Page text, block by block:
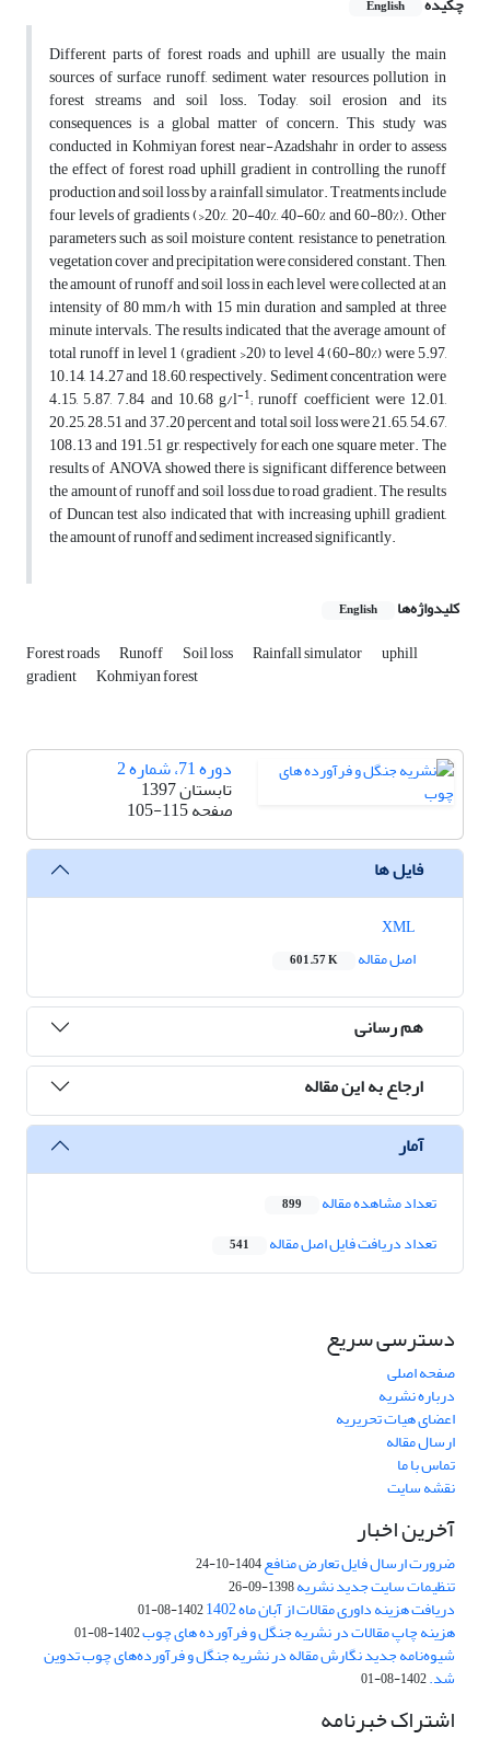
English
Different parts of forest roads and uphill are usually the main
sources of surface runoff, sediment, water resources pollution in
forest streams and soil loss. Today, soil erosion and its
consequences is a global matter of concern. This study was
conducted in Kohmiyan forest near-Azadshahr in order to assess
the effect of forest road uphill gradient in controlling the runoff
production and soil loss by a rainfall simulator. Treatments include
four levels of gradients (>20%, 20-40%, 40-60% and 60-80%). Other
parameters such as soil moisture content, resistance to penetration,
vegetation cover and precipitation were considered constant. Then,
the amount of runoff and soil loss in each level were collected at an
intensity of 80 mm/h with 15 min duration and sampled at three
minute intervals. The results indicated that the average amount of
total runoff in level 1 (gradient >20) to level 4 (60-80%) were 5.97,
10.14, 14.27 and 18.60, respectively. Sediment concentration were
4.15, 5.87, 7.84 and 10.68 g/l-1; runoff coefficient were 12.01,
20.25, 28.51 and 37.20 percent and total soil loss were 21.65, 54.67,
108.13 and 191.51 gr, respectively for each one square meter. The
results of ANOVA showed there is significant difference between
the amount of runoff and soil loss due to road gradient. The results
of Duncan test also indicated that with increasing uphill gradient,
the amount of runoff and sediment increased significantly.
کلیدواژه‌ها English
Forest roads Runoff Soil loss Rainfall simulator uphill
gradient Kohmiyan forest
دوره 71، شماره 2
تابستان 1397
صفحه105-115
فایل ها
اصل مقاله
601.57 K
هم رسانی
ارجاع به این مقاله
آمار
تعداد مشاهده مقاله 899
تعداد دریافت فایل اصل مقاله 541
دسترسی سریع
صفحه اصلی
درباره نشریه
اعضای هیات تحریریه
ارسال مقاله
تماس با ما
نقشه سایت
آخرین اخبار
ضرورت ارسال فایل تعارض منافع1404-10-24
تنظیمات سایت جدید نشریه1398-09-26
دریافت هزینه داوری مقالات از آبان ماه 1402 1402-08-01
هزینه چاپ مقالات در نشریه جنگل و فرآورده های چوب1402-08-01
شیوه‌نامه جدید نگارش مقاله در نشریه جنگل و فرآورده‌های چوب تدوین
شد.1402-08-01
اشتراک خبرنامه